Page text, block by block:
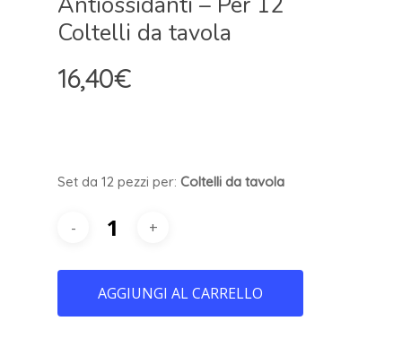
Coltelli da tavola
16,40€
Set da 12 pezzi per: Coltelli da tavola
AGGIUNGI AL CARRELLO